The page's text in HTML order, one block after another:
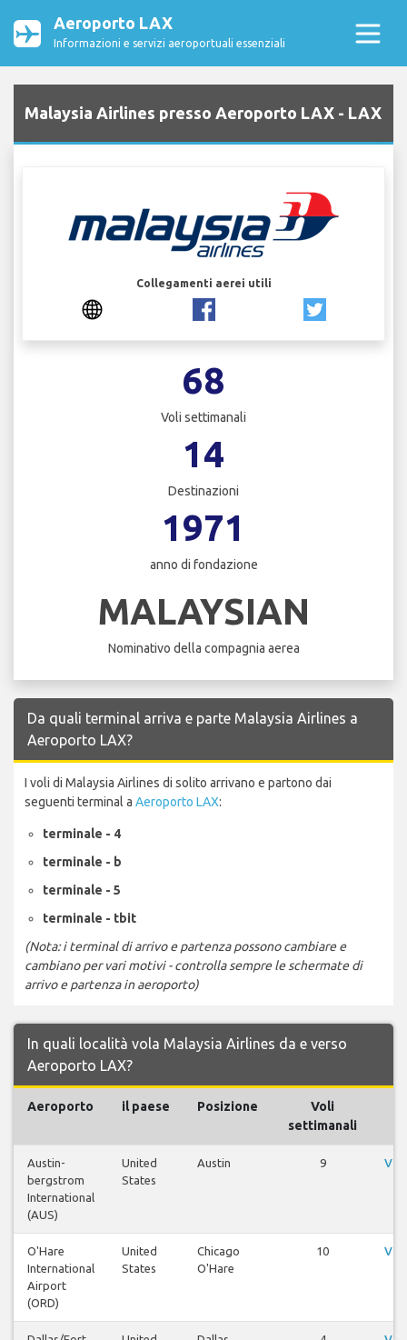
Aeroporto LAX
Informazioni e servizi aeroportuali essenziali
Malaysia Airlines presso Aeroporto LAX - LAX
Collegamenti aerei utili
68
Voli settimanali
14
Destinazioni
1971
anno di fondazione
MALAYSIAN
Nominativo della compagnia aerea
Da quali terminal arriva e parte Malaysia Airlines a
Aeroporto LAX?
I voli di Malaysia Airlines di solito arrivano e partono dai
seguenti terminal a Aeroporto LAX:
terminale - 4
terminale - b
terminale - 5
terminale - tbit
(Nota: i terminal di arrivo e partenza possono cambiare e
cambiano per vari motivi - controlla sempre le schermate di
arrivo e partenza in aeroporto)
In quali località vola Malaysia Airlines da e verso
Aeroporto LAX?
Aeroporto il paese Posizione
Voli
settimanali
Austin-
bergstrom
International
(AUS)
United
States
Austin 9
O'Hare
International
Airport
(ORD)
United
States
Chicago
O'Hare
10